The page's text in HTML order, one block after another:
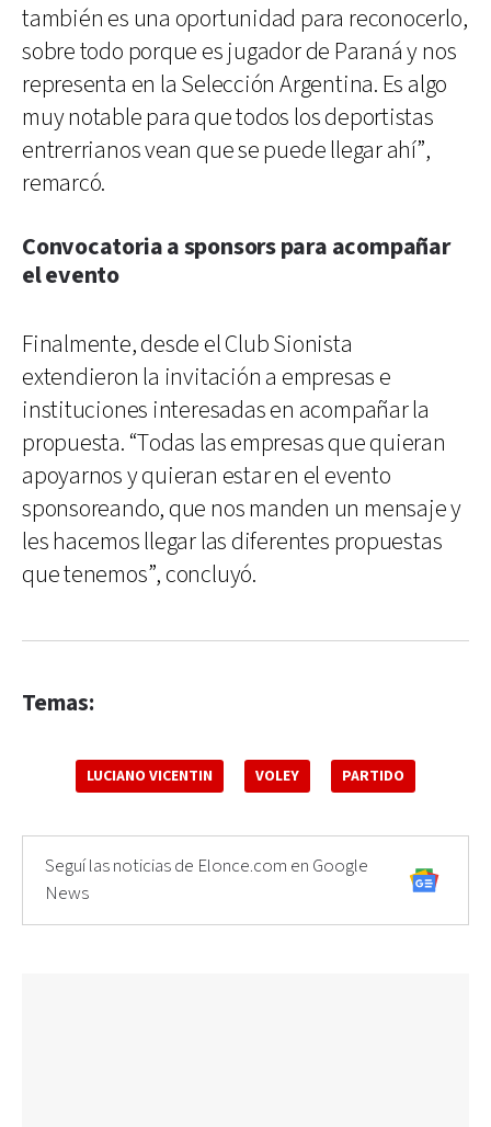
también es una oportunidad para reconocerlo,
sobre todo porque es jugador de Paraná y nos
representa en la Selección Argentina. Es algo
muy notable para que todos los deportistas
entrerrianos vean que se puede llegar ahí”,
remarcó.
Convocatoria a sponsors para acompañar
el evento
Finalmente, desde el Club Sionista
extendieron la invitación a empresas e
instituciones interesadas en acompañar la
propuesta. “Todas las empresas que quieran
apoyarnos y quieran estar en el evento
sponsoreando, que nos manden un mensaje y
les hacemos llegar las diferentes propuestas
que tenemos”, concluyó.
Temas:
LUCIANO VICENTIN VOLEY PARTIDO
Seguí las noticias de Elonce.com en Google
News